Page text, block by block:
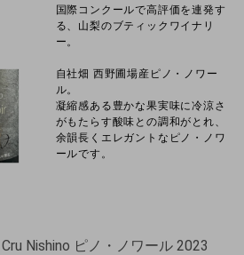
国際コンクールで高評価を連発す
る、山梨のブティックワイナリ
ー。
自社畑 西野圃場産 ピノ・ノワー
ル。
凝縮感ある豊かな果実味に冷涼さ
がもたらす酸味との調和がとれ、
余韻長くエレガントなピノ・ノワ
ールです。
Nishino ピノ・ノワール 2023